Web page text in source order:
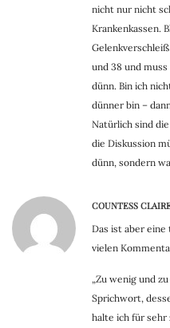
nicht nur nicht
Krankenkassen.
und 38 und
dünn. Bin ich
dünner bin –
Natürlich sind
die Diskussion
dünn, sondern
COUNTESS
Das ist aber eine
vielen
„Zu wenig und
Sprichwort,
halte ich für sehr